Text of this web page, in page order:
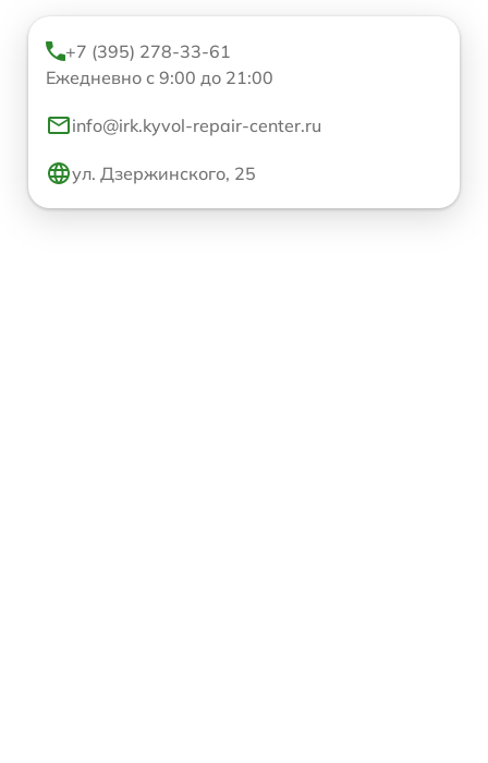
+7 (395) 278-33-61
Ежедневно с 9:00 до 21:00
info@irk.kyvol-repair-center.ru
ул. Дзержинского, 25